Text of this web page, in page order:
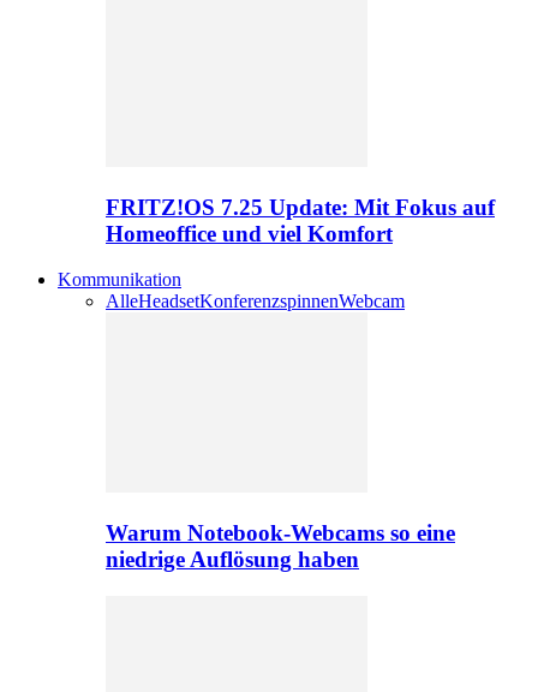
FRITZ!OS 7.25 Update: Mit Fokus auf
Homeoffice und viel Komfort
Kommunikation
AlleHeadsetKonferenzspinnenWebcam
Warum Notebook-Webcams so eine
niedrige Auflösung haben